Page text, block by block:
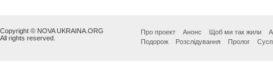
Copyright © NOVA UKRAINA.ORG
All rights reserved.
Про проект Анонс Щоб ми так жили
Подорож
Розслідування Пролог